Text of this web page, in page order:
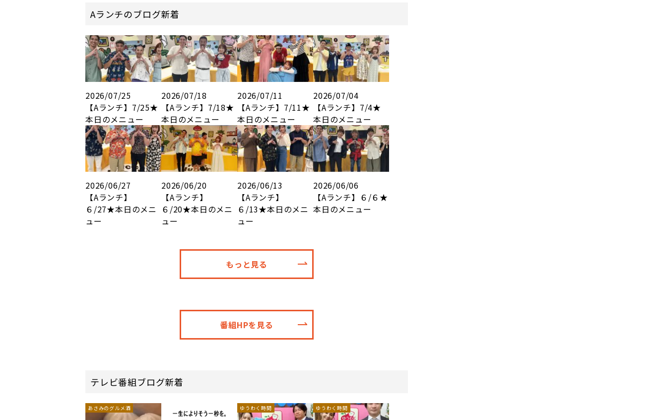
Aランチのブログ新着
2026/07/25
【Aランチ】7/25★
本日のメニュー
2026/07/18
【Aランチ】7/18★
本日のメニュー
2026/07/11
【Aランチ】7/11★
本日のメニュー
2026/07/04
【Aランチ】7/4★
本日のメニュー
2026/06/27
【Aランチ】
６/27★本日のメニ
ュー
2026/06/20
【Aランチ】
６/20★本日のメニ
ュー
2026/06/13
【Aランチ】
６/13★本日のメニ
ュー
2026/06/06
【Aランチ】６/６★
本日のメニュー
もっと見る
番組HPを見る
テレビ番組ブログ新着
あさみのグルメ酒 ゆうわく時間 ゆうわく時間